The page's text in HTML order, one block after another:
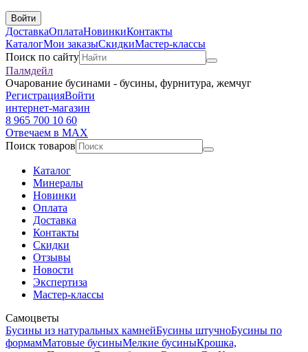
Войти
ДоставкаОплатаНовинкиКонтакты
КаталогМои заказыСкидкиМастер-классы
Поиск по сайту
Палмдейл
Очарование бусинами - бусины, фурнитура, жемчуг
РегистрацияВойти
интернет-магазин
8 965 700 10 60
Отвечаем в MAX
Поиск товаров
Каталог
Минералы
Новинки
Оплата
Доставка
Контакты
Скидки
Отзывы
Новости
Экспертиза
Мастер-классы
Самоцветы
Бусины из натуральных камнейБусины штучноБусины по
формамМатовые бусиныМелкие бусиныКрошка,